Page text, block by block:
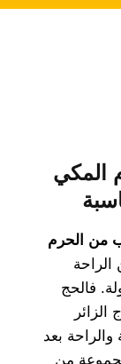
المكي
من الحرم
فالحج
بعد
من